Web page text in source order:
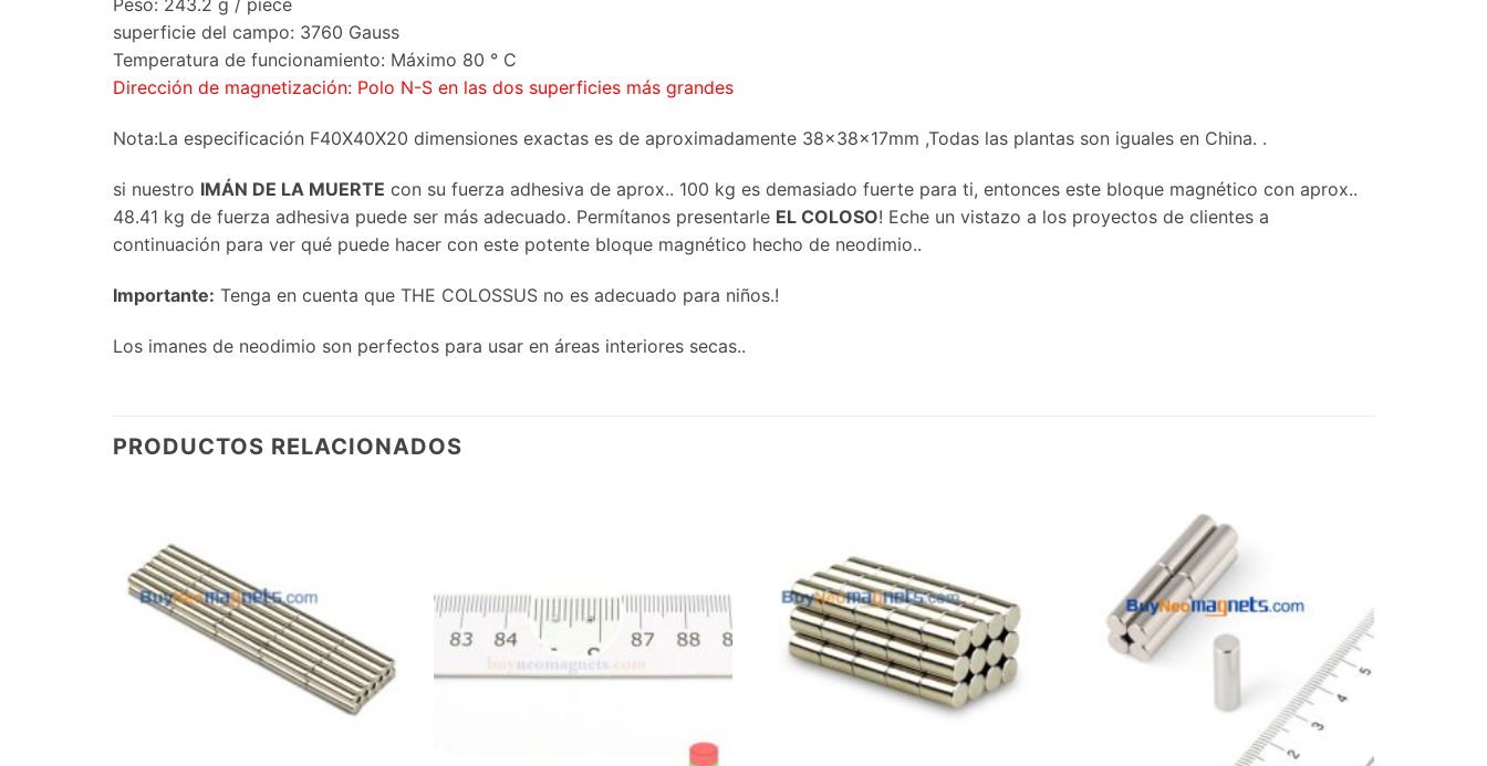
Peso: 243.2 g / piece
superficie del campo: 3760 Gauss
Temperatura de funcionamiento: Máximo 80 ° C
Dirección de magnetización: Polo N-S en las dos superficies más grandes
Nota:La especificación F40X40X20 dimensiones exactas es de aproximadamente 38x38x17mm ,Todas las plantas son iguales en China. .
si nuestro IMÁN DE LA MUERTE con su fuerza adhesiva de aprox.. 100 kg es demasiado fuerte para ti, entonces este bloque magnético con aprox..
48.41 kg de fuerza adhesiva puede ser más adecuado. Permítanos presentarle EL COLOSO! Eche un vistazo a los proyectos de clientes a
continuación para ver qué puede hacer con este potente bloque magnético hecho de neodimio..
Importante: Tenga en cuenta que THE COLOSSUS no es adecuado para niños.!
Los imanes de neodimio son perfectos para usar en áreas interiores secas..
PRODUCTOS RELACIONADOS